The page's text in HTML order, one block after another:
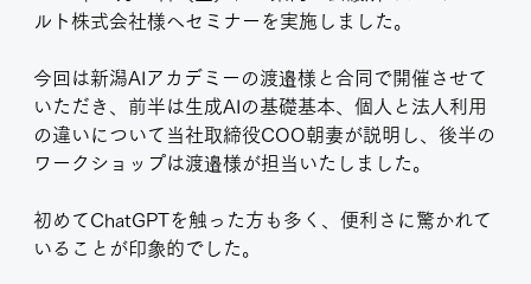
ルト株式会社様へセミナーを実施しました。
今回は新潟AIアカデミーの渡邉様と合同で開催させて
いただき、前半は生成AIの基礎基本、個人と法人利用
の違いについて当社取締役COO朝妻が説明し、後半の
ワークショップは渡邉様が担当いたしました。
初めてChatGPTを触った方も多く、便利さに驚かれて
いることが印象的でした。